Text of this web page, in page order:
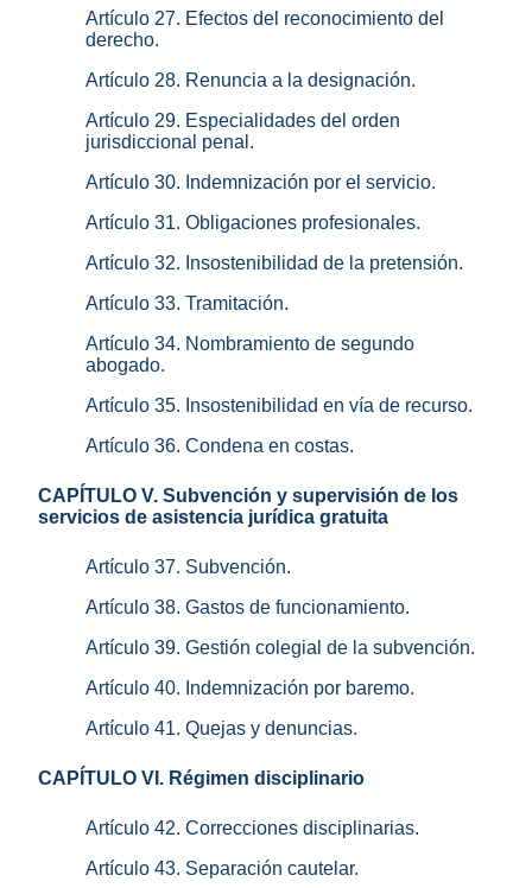
Artículo 27. Efectos del reconocimiento del
derecho.
Artículo 28. Renuncia a la designación.
Artículo 29. Especialidades del orden
jurisdiccional penal.
Artículo 30. Indemnización por el servicio.
Artículo 31. Obligaciones profesionales.
Artículo 32. Insostenibilidad de la pretensión.
Artículo 33. Tramitación.
Artículo 34. Nombramiento de segundo
abogado.
Artículo 35. Insostenibilidad en vía de recurso.
Artículo 36. Condena en costas.
CAPÍTULO V. Subvención y supervisión de los
servicios de asistencia jurídica gratuita
Artículo 37. Subvención.
Artículo 38. Gastos de funcionamiento.
Artículo 39. Gestión colegial de la subvención.
Artículo 40. Indemnización por baremo.
Artículo 41. Quejas y denuncias.
CAPÍTULO VI. Régimen disciplinario
Artículo 42. Correcciones disciplinarias.
Artículo 43. Separación cautelar.